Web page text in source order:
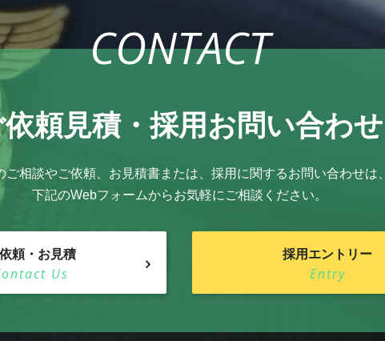
CONTACT
頼見積・ 採用お問い合わせ
ご相談やご依頼、お見積書または、採用に関するお問い合わせは、
下記のWebフォームからお気軽にご相談ください。
頼・お見積
Us
採用エントリー
Entry